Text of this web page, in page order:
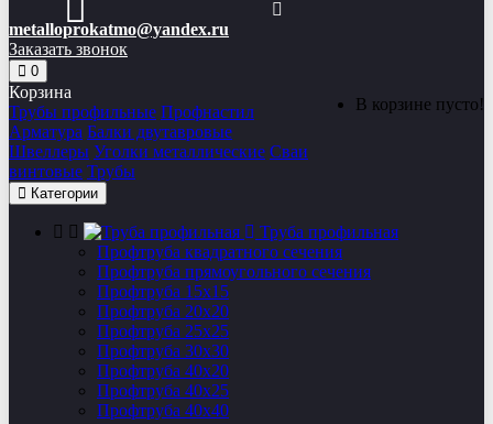
metalloprokatmo@yandex.ru
Заказать звонок
0
В корзине пусто!
Корзина
Трубы профильные Профнастил
Арматура Балки двутавровые
Швеллеры Уголки металлические Сваи
винтовые Трубы
Категории
Труба профильная
Профтруба квадратного сечения
Профтруба прямоугольного сечения
Профтруба 15х15
Профтруба 20х20
Профтруба 25х25
Профтруба 30х30
Профтруба 40х20
Профтруба 40х25
Профтруба 40х40